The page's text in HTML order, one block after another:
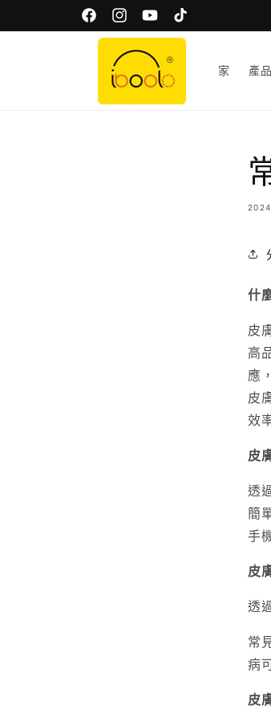
FacebookInstagramYoutubeTikTok
全球免運費！
家 產品
2024
什
皮
高
應
皮
效
皮
透
簡
手
皮
透
常
病
皮